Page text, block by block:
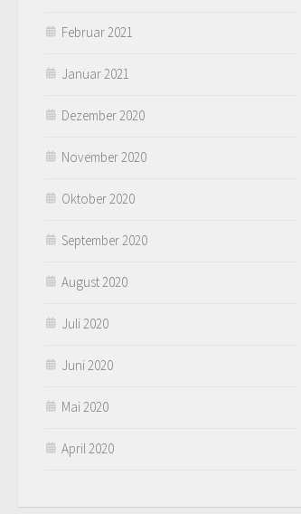
Februar 2021
Januar 2021
Dezember 2020
November 2020
Oktober 2020
September 2020
August 2020
Juli 2020
Juni 2020
Mai 2020
April 2020